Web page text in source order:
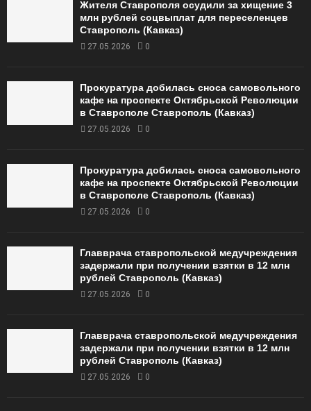
Жителя Ставрополя осудили за хищение 3
млн рублей соцвыплат для переселенцев
Ставрополь (Кавказ)
27.05.2026 0
Прокуратура добилась сноса самовольного
кафе на проспекте Октябрьской Революции
в Ставрополе Ставрополь (Кавказ)
27.05.2026 0
Прокуратура добилась сноса самовольного
кафе на проспекте Октябрьской Революции
в Ставрополе Ставрополь (Кавказ)
27.05.2026 0
Главврача ставропольской медучреждения
задержали при получении взятки в 12 млн
рублей Ставрополь (Кавказ)
27.05.2026 0
Главврача ставропольской медучреждения
задержали при получении взятки в 12 млн
рублей Ставрополь (Кавказ)
27.05.2026 0